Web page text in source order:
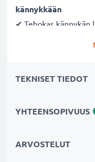
kännykkään
✔ Tehokas kännykän
✔ Hellävarainen ja
TEKNISET TIEDOT
YHTEENSOPIVUUS
ARVOSTELUT